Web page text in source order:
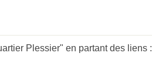
Plessier" en partant des liens :